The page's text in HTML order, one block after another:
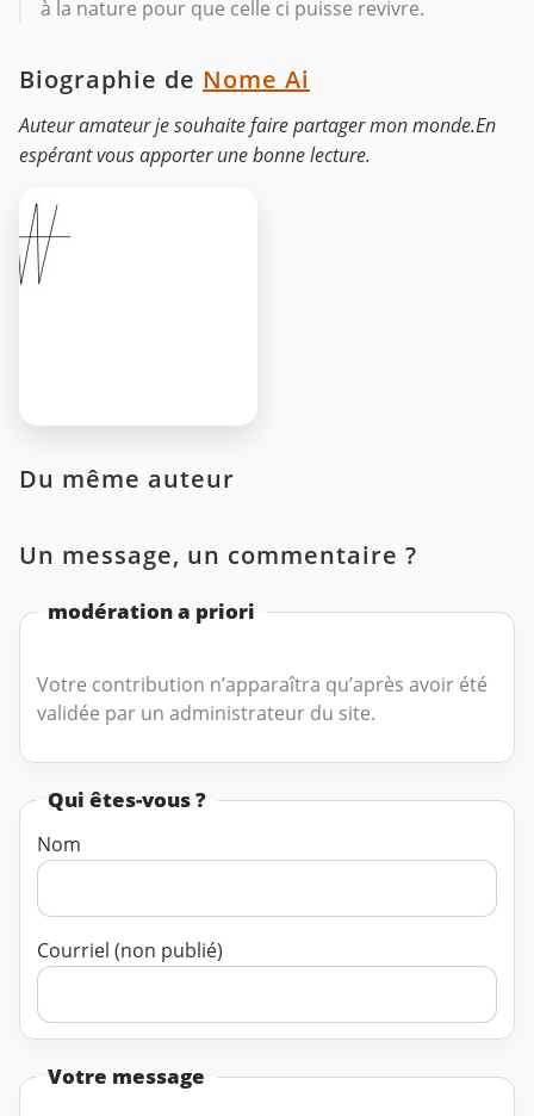
à la nature pour que celle ci puisse revivre.
Biographie de Nome Ai
Auteur amateur je souhaite faire partager mon monde.En
espérant vous apporter une bonne lecture.
Du même auteur
Un message, un commentaire ?
modération a priori
Votre contribution n’apparaîtra qu’après avoir été
validée par un administrateur du site.
Qui êtes-vous ?
Nom
Courriel (non publié)
Votre message